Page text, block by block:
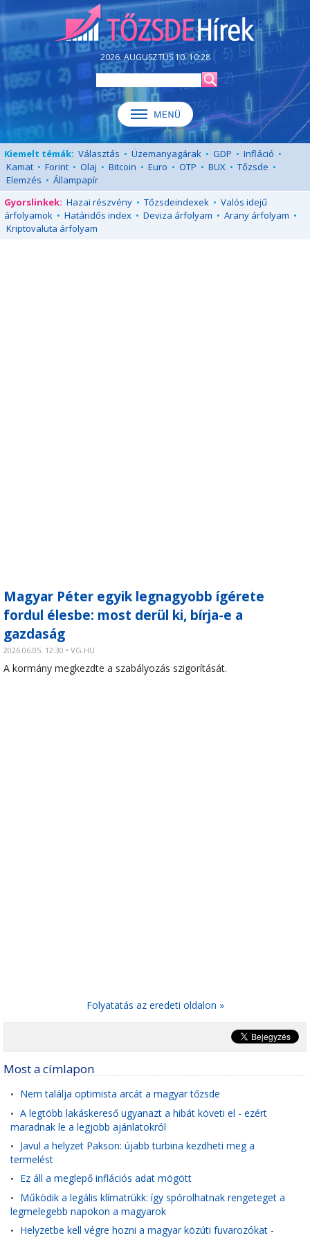
2026. AUGUSZTUS 10. 10:28
Kiemelt témák: Választás • Üzemanyagárak • GDP • Infláció •
Kamat • Forint • Olaj • Bitcoin • Euro • OTP • BUX • Tőzsde •
Elemzés • Állampapír
Gyorslinkek: Hazai részvény • Tőzsdeindexek • Valós idejű
árfolyamok • Határidős index • Deviza árfolyam • Arany árfolyam •
Kriptovaluta árfolyam
Magyar Péter egyik legnagyobb ígérete
fordul élesbe: most derül ki, bírja-e a
gazdaság
2026.06.05. 12:30 • VG.HU
A kormány megkezdte a szabályozás szigorítását.
Folyatatás az eredeti oldalon »
Most a címlapon
• Nem találja optimista arcát a magyar tőzsde
• A legtöbb lakáskereső ugyanazt a hibát követi el - ezért
maradnak le a legjobb ajánlatokról
• Javul a helyzet Pakson: újabb turbina kezdheti meg a
termelést
• Ez áll a meglepő inflációs adat mögött
• Működik a legális klímatrükk: így spórolhatnak rengeteget a
legmelegebb napokon a magyarok
• Helyzetbe kell végre hozni a magyar közúti fuvarozókat -